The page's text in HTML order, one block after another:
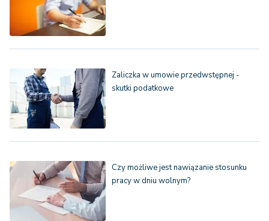
Zaliczka w umowie przedwstępnej -
skutki podatkowe
Czy możliwe jest nawiązanie stosunku
pracy w dniu wolnym?